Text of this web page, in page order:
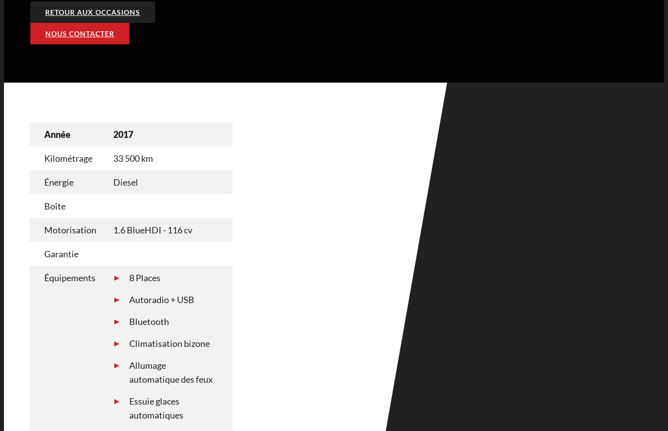
RETOUR AUX OCCASIONS
NOUS CONTACTER
Année 2017
Kilométrage 33 500 km
Énergie Diesel
Boîte
Motorisation 1.6 BlueHDI - 116 cv
Garantie
Équipements
8 Places
Autoradio + USB
Bluetooth
Climatisation bizone
Allumage
automatique des feux
Essuie glaces
automatiques